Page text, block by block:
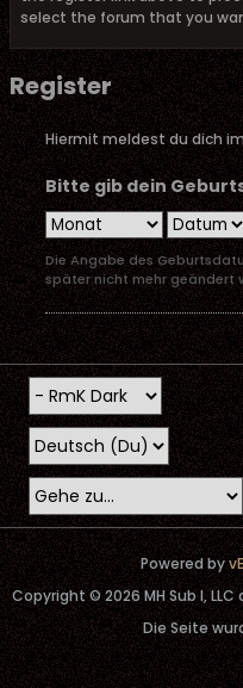
select the forum that you
Register
Hiermit meldest du dich
Bitte gib dein
Die Angabe des
später nicht mehr geändert
Powered by
Copyright © 2026 MH Sub I,
Die Seite